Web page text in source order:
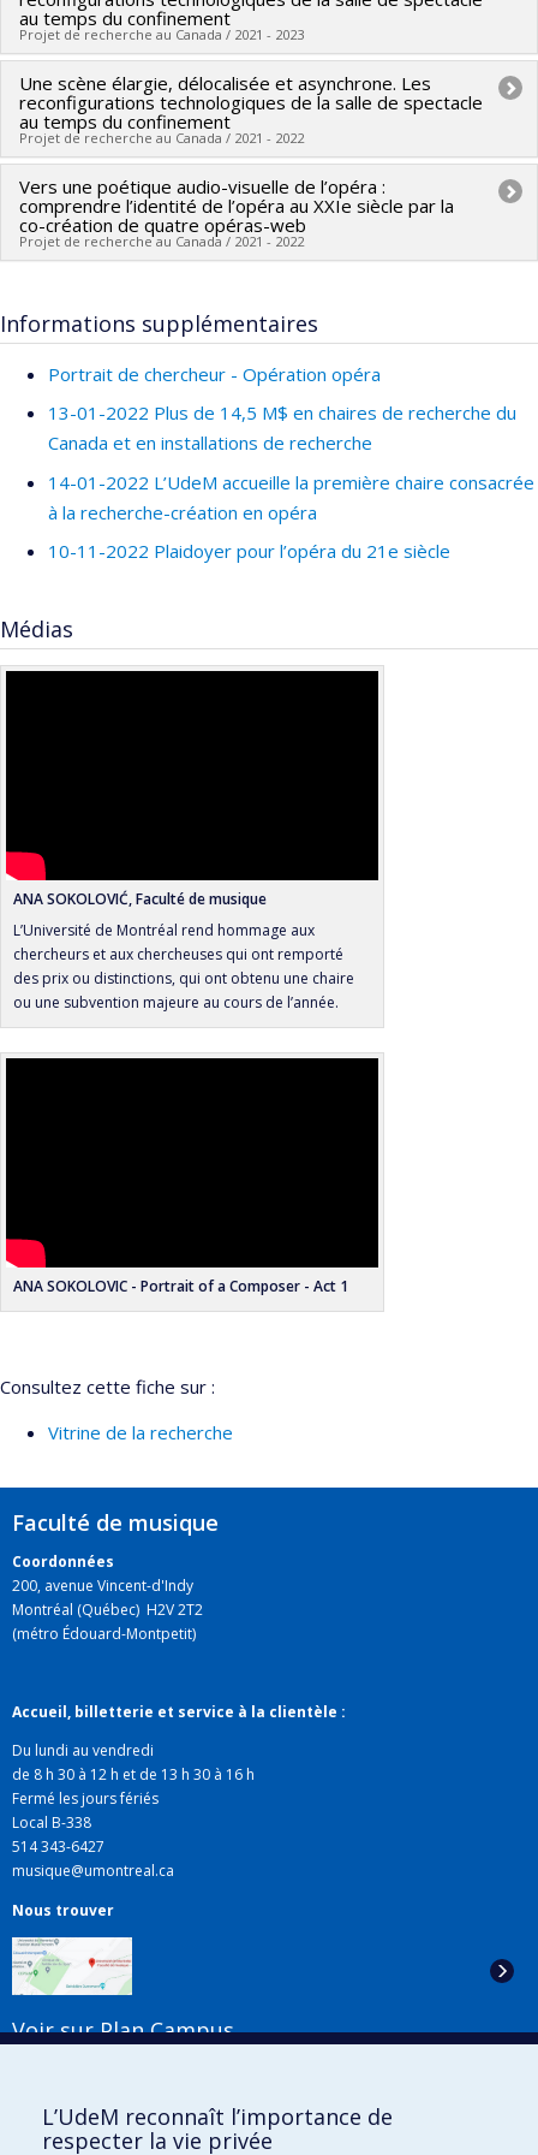
Stéphane Roche,Correa Dantas Danilo Mathieu Lavoie
Vincent Bouchard-Valentine,Audrey-Kristel Barbeau
Barnat,Hélène Boucher,Eva Quintas,Frédéric Léotar
Gina Ryan,Sylvain Martet,Vanessa Blais-Tremblay,
Thierry Champs,Alexis Perron-Brault
Aimée Gaudette-Leblanc,Pierre Lavoie,Andrea Gozzi
Sources de financement :FRQSC/Fonds de recherche du
Québec - Société et culture (FQRSC)
Programmes de subvention :
Programmes de subvention :
PVXXXXXX-Subvention
d'engagement partenarial
Sources de financement :Opéra de Montréal
Programmes de subvention :
au temps du confinement
Projet de recherche au Canada / 2021 - 2023
Chercheur principal : Olivier Asselin
Co-chercheurs : André Gaudreault, Richard Bégin,Ana
Sokolović
Sources de financement :
CRSH/Conseil de recherches en
sciences humaines du Canada
Programmes de subvention :PV152160-Subvention
Connexion
Une scène élargie, délocalisée et asynchrone. Les
reconfigurations technologiques de la salle de spectacle
au temps du confinement
Projet de recherche au Canada / 2021 - 2022
Chercheur principal : Olivier Asselin
Co-chercheurs : Ana Sokolović,Zoey Cochran
Sources de financement :CRSH/Conseil de recherches en
Programmes de subvention :
Vers une poétique audio-visuelle de l’opéra :
comprendre l’identité de l’opéra au XXIe siècle par la
co-création de quatre opéras-web
Projet de recherche au Canada / 2021 - 2022
Co-chercheurs : Marie-Josèphe Vallée
Sources de financement : CRSH/Conseil de recherches en
sciences humaines du Canada
Programmes de subvention : PVXXXXXX-Subvention
d'engagement partenarial
Informations supplémentaires
Portrait de chercheur - Opération opéra
13-01-2022 Plus de 14,5 M$ en chaires de recherche du
Canada et en installations de recherche
14-01-2022 L’UdeM accueille la première chaire consacrée
à la recherche-création en opéra
10-11-2022 Plaidoyer pour l’opéra du 21e siècle
Médias
ANA SOKOLOVIĆ, Faculté de musique
L’Université de Montréal rend hommage aux
chercheurs et aux chercheuses qui ont remporté
des prix ou distinctions, qui ont obtenu une chaire
ou une subvention majeure au cours de l’année.
ANA SOKOLOVIC - Portrait of a Composer - Act 1
Consultez cette fiche sur :
Vitrine de la recherche
Faculté de musique
Coordonnées
200, avenue Vincent-d'Indy
Montréal (Québec) H2V 2T2
(métro Édouard-Montpetit)
Accueil, billetterie et service à la clientèle :
Du lundi au vendredi
de 8 h 30 à 12 h et de 13 h 30 à 16 h
Fermé les jours fériés
Local B-338
514 343-6427
musique@umontreal.ca
Nous trouver
Voir sur Plan Campus
L’UdeM reconnaît l’importance de
respecter la vie privée